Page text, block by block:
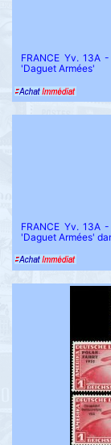
FRANCE Yv. 13A
'Daguet Armées'
FRANCE Yv. 13A
'Daguet Armées'